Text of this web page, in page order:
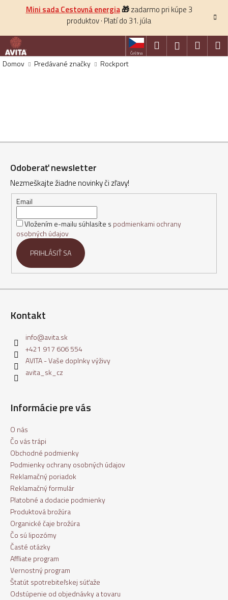
Mini sada Cestovná energia🎁zadarmo pri kúpe 3
produktov · Platí do 31. júla
Čeština
Hľadať Prihlásenie
Domov Predávané značky Rockport
š
k
Z
Odoberať newsletter
Nezmeškajte žiadne novinky či zľavy!
Email
Vložením e-mailu súhlasíte s podmienkami ochrany
osobných údajov
PRIHLÁSIŤ SA
Kontakt
info@avita.sk
+421 917 606 554
AVITA - Vaše doplnky výživy
avita_sk_cz
Informácie pre vás
O nás
Čo vás trápi
Obchodné podmienky
Podmienky ochrany osobných údajov
Reklamačný poriadok
Reklamačný formulár
Platobné a dodacie podmienky
Produktová brožúra
Organické čaje brožúra
Čo sú lipozómy
Časté otázky
Affliate program
Vernostný program
Štatút spotrebiteľskej súťaže
Odstúpenie od objednávky a tovaru